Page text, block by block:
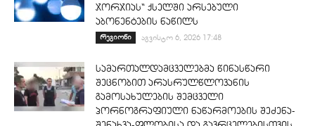
ჯორჯიას“ ქსელში არსებული
აბონენტების ნაწილს
რეგიონი აგვისტო 6, 2026 17:48
სამართალდამცველებმა წინასწარი
შეცნობით არასრულწლოვანის
გამოსახულების შემცველი
პორნოგრაფიული ნაწარმოების შეძენა-